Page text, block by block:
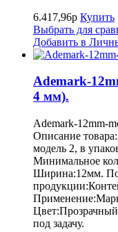
6.417,96р Купить
Выбрать для
Добавить в
Ademark-
4 мм).
Ademark-12mm-
Описание
модель 2, в
Минимальное
Ширина:12мм.
под задачу.